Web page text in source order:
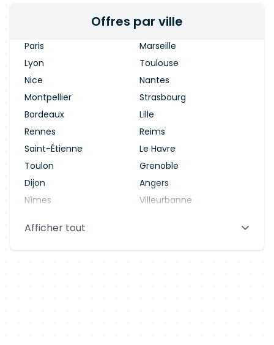
Offres par ville
Paris
Marseille
Lyon
Toulouse
Nice
Nantes
Montpellier
Strasbourg
Bordeaux
Lille
Rennes
Reims
Saint-Étienne
Le Havre
Toulon
Grenoble
Dijon
Angers
Nîmes
Villeurbanne
Aix-en-Provence
Afficher tout